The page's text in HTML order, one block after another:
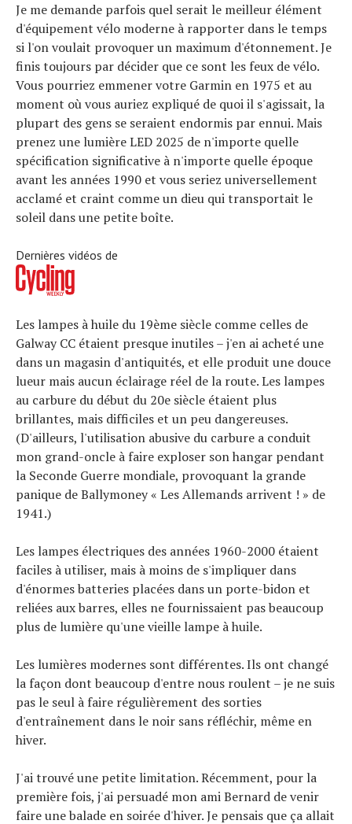
Je me demande parfois quel serait le meilleur élément
d'équipement vélo moderne à rapporter dans le temps
si l'on voulait provoquer un maximum d'étonnement. Je
finis toujours par décider que ce sont les feux de vélo.
Vous pourriez emmener votre Garmin en 1975 et au
moment où vous auriez expliqué de quoi il s'agissait, la
plupart des gens se seraient endormis par ennui. Mais
prenez une lumière LED 2025 de n'importe quelle
spécification significative à n'importe quelle époque
avant les années 1990 et vous seriez universellement
acclamé et craint comme un dieu qui transportait le
soleil dans une petite boîte.
Dernières vidéos de
Les lampes à huile du 19ème siècle comme celles de
Galway CC étaient presque inutiles – j'en ai acheté une
dans un magasin d'antiquités, et elle produit une douce
lueur mais aucun éclairage réel de la route. Les lampes
au carbure du début du 20e siècle étaient plus
brillantes, mais difficiles et un peu dangereuses.
(D'ailleurs, l'utilisation abusive du carbure a conduit
mon grand-oncle à faire exploser son hangar pendant
la Seconde Guerre mondiale, provoquant la grande
panique de Ballymoney « Les Allemands arrivent ! » de
1941.)
Les lampes électriques des années 1960-2000 étaient
faciles à utiliser, mais à moins de s'impliquer dans
d'énormes batteries placées dans un porte-bidon et
reliées aux barres, elles ne fournissaient pas beaucoup
plus de lumière qu'une vieille lampe à huile.
Les lumières modernes sont différentes. Ils ont changé
la façon dont beaucoup d'entre nous roulent – ​​je ne suis
pas le seul à faire régulièrement des sorties
d'entraînement dans le noir sans réfléchir, même en
hiver.
J'ai trouvé une petite limitation. Récemment, pour la
première fois, j'ai persuadé mon ami Bernard de venir
faire une balade en soirée d'hiver. Je pensais que ça allait